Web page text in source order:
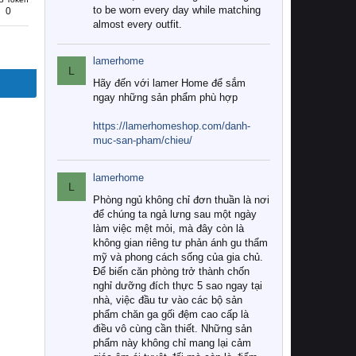
0
to be worn every day while matching
almost every outfit.
L
lamerhome
Hãy đến với lamer Home để sắm
ngay những sản phẩm phù hợp
https://lamerhomeshop.com/danh-
muc-san-pham/chieu/
L
lamerhome
Phòng ngủ không chỉ đơn thuần là nơi
để chúng ta ngả lưng sau một ngày
làm việc mệt mỏi, mà đây còn là
không gian riêng tư phản ánh gu thẩm
mỹ và phong cách sống của gia chủ.
Để biến căn phòng trở thành chốn
nghỉ dưỡng đích thực 5 sao ngay tại
nhà, việc đầu tư vào các bộ sản
phẩm chăn ga gối đệm cao cấp là
điều vô cùng cần thiết. Những sản
phẩm này không chỉ mang lại cảm